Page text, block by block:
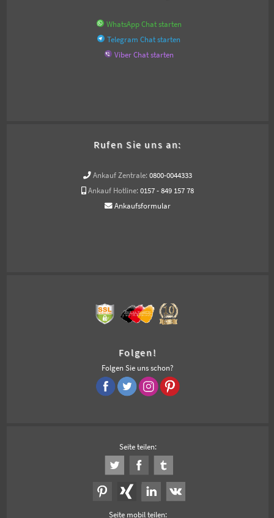
WhatsApp Chat starten
Telegram Chat starten
Viber Chat starten
Rufen Sie uns an:
Ankauf Zentrale: 0800-0044333
Ankauf Hotline: 0157 - 849 157 78
Ankaufsformular
Folgen!
Folgen Sie uns schon?
Seite teilen:
Seite mobil teilen: